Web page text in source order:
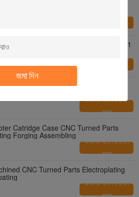
জমা দিন
আমাদের সাথে যোগাযোগ
Turned Parts Anodized Aluminium 6061
আমাদের সাথে যোগাযোগ
Precise CNC Turning Parts , Lathe
আমাদের সাথে যোগাযোগ
করুন
Catridge Case CNC Turned Parts
Forging Assembling
আমাদের সাথে যোগাযোগ
করুন
CNC Turned Parts Electroplating
আমাদের সাথে যোগাযোগ
করুন